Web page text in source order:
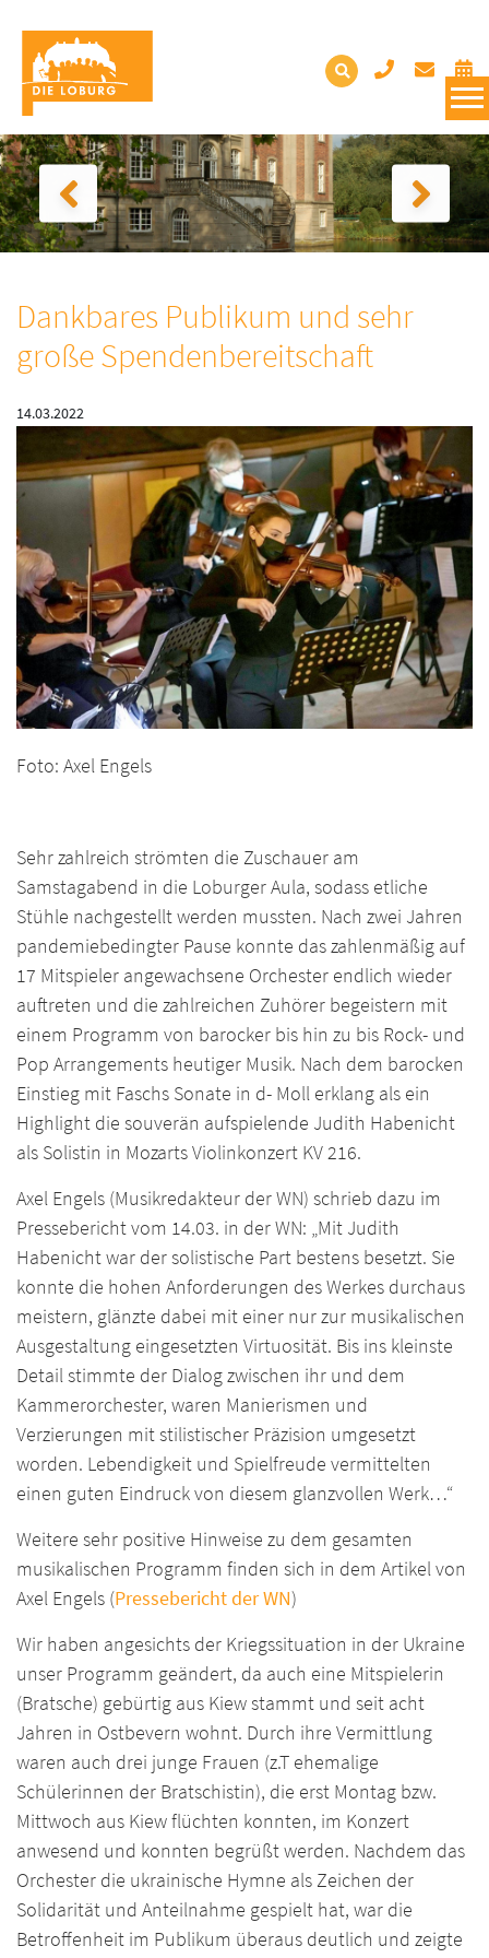
Dankbares Publikum und sehr
große Spendenbereitschaft
14.03.2022
Foto: Axel Engels
Sehr zahlreich strömten die Zuschauer am
Samstagabend in die Loburger Aula, sodass etliche
Stühle nachgestellt werden mussten. Nach zwei Jahren
pandemiebedingter Pause konnte das zahlenmäßig auf
17 Mitspieler angewachsene Orchester endlich wieder
auftreten und die zahlreichen Zuhörer begeistern mit
einem Programm von barocker bis hin zu bis Rock- und
Pop Arrangements heutiger Musik. Nach dem barocken
Einstieg mit Faschs Sonate in d- Moll erklang als ein
Highlight die souverän aufspielende Judith Habenicht
als Solistin in Mozarts Violinkonzert KV 216.
Axel Engels (Musikredakteur der WN) schrieb dazu im
Pressebericht vom 14.03. in der WN: „Mit Judith
Habenicht war der solistische Part bestens besetzt. Sie
konnte die hohen Anforderungen des Werkes durchaus
meistern, glänzte dabei mit einer nur zur musikalischen
Ausgestaltung eingesetzten Virtuosität. Bis ins kleinste
Detail stimmte der Dialog zwischen ihr und dem
Kammerorchester, waren Manierismen und
Verzierungen mit stilistischer Präzision umgesetzt
worden. Lebendigkeit und Spielfreude vermittelten
einen guten Eindruck von diesem glanzvollen Werk…“
Weitere sehr positive Hinweise zu dem gesamten
musikalischen Programm finden sich in dem Artikel von
Axel Engels (Pressebericht der WN)
Wir haben angesichts der Kriegssituation in der Ukraine
unser Programm geändert, da auch eine Mitspielerin
(Bratsche) gebürtig aus Kiew stammt und seit acht
Jahren in Ostbevern wohnt. Durch ihre Vermittlung
waren auch drei junge Frauen (z.T ehemalige
Schülerinnen der Bratschistin), die erst Montag bzw.
Mittwoch aus Kiew flüchten konnten, im Konzert
anwesend und konnten begrüßt werden. Nachdem das
Orchester die ukrainische Hymne als Zeichen der
Solidarität und Anteilnahme gespielt hat, war die
Betroffenheit im Publikum überaus deutlich und zeigte